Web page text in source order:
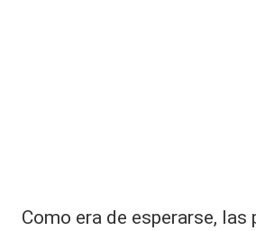
Como era de esperarse, las